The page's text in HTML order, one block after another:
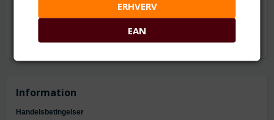
Information
Handelsbetingelser
ERHVERV
EAN